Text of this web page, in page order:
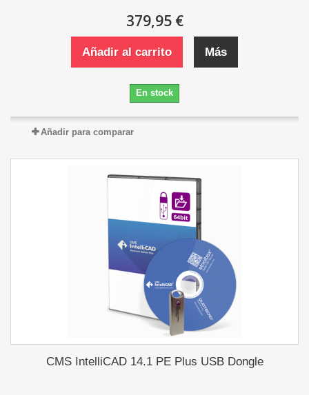
379,95 €
Añadir al carrito Más
En stock
Añadir para comparar
CMS IntelliCAD 14.1 PE Plus USB Dongle